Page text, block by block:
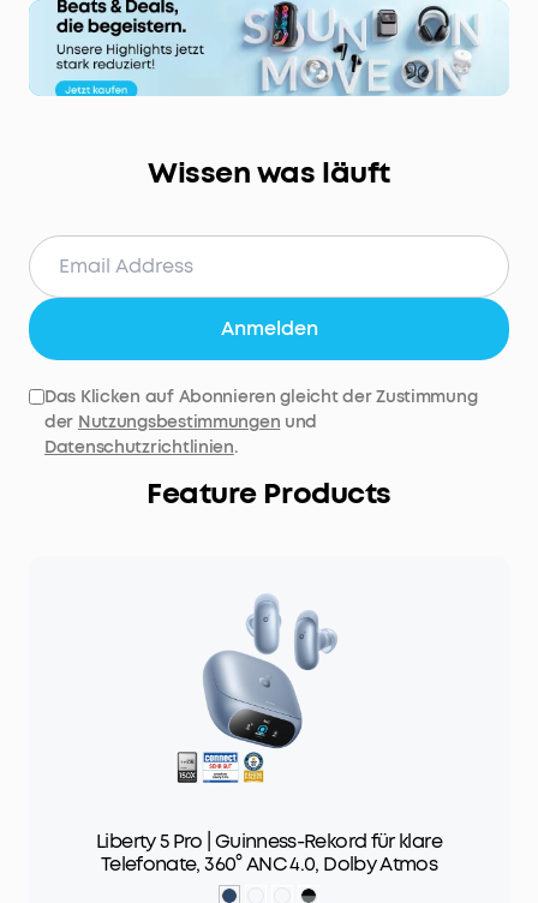
Wissen was läuft
Anmelden
Das Klicken auf Abonnieren gleicht der Zustimmung
der Nutzungsbestimmungen und
Datenschutzrichtlinien.
Feature Products
Liberty 5 Pro | Guinness-Rekord für klare
Telefonate, 360° ANC 4.0, Dolby Atmos